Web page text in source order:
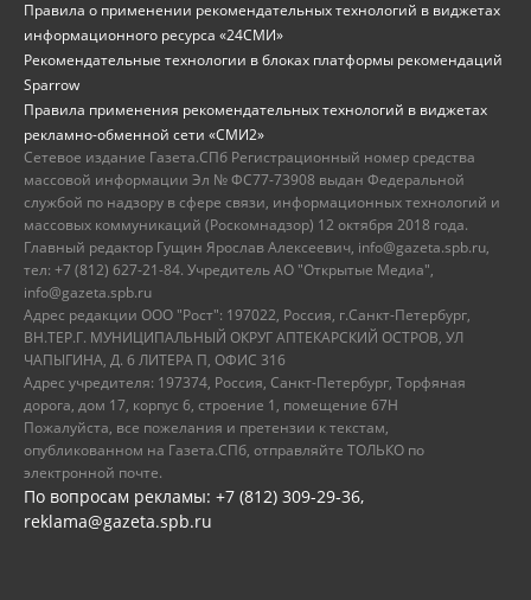
Правила о применении рекомендательных технологий в виджетах
информационного ресурса «24СМИ»
Рекомендательные технологии в блоках платформы рекомендаций
Sparrow
Правила применения рекомендательных технологий в виджетах
рекламно-обменной сети «СМИ2»
Сетевое издание Газета.СПб Регистрационный номер средства
массовой информации Эл № ФС77-73908 выдан Федеральной
службой по надзору в сфере связи, информационных технологий и
массовых коммуникаций (Роскомнадзор) 12 октября 2018 года.
Главный редактор Гущин Ярослав Алексеевич, info@gazeta.spb.ru,
тел: +7 (812) 627-21-84. Учредитель АО "Открытые Медиа",
info@gazeta.spb.ru
Адрес редакции ООО "Рост": 197022, Россия, г.Санкт-Петербург,
ВН.ТЕР.Г. МУНИЦИПАЛЬНЫЙ ОКРУГ АПТЕКАРСКИЙ ОСТРОВ, УЛ
ЧАПЫГИНА, Д. 6 ЛИТЕРА П, ОФИС 316
Адрес учредителя: 197374, Россия, Санкт-Петербург, Торфяная
дорога, дом 17, корпус 6, строение 1, помещение 67Н
Пожалуйста, все пожелания и претензии к текстам,
опубликованном на Газета.СПб, отправляйте ТОЛЬКО по
электронной почте.
По вопросам рекламы: +7 (812) 309-29-36,
reklama@gazeta.spb.ru